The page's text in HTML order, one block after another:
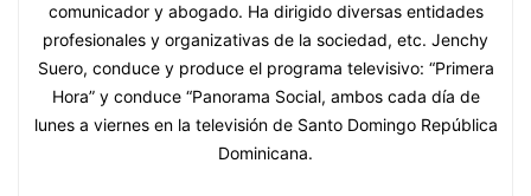
comunicador y abogado. Ha dirigido diversas entidades
profesionales y organizativas de la sociedad, etc. Jenchy
Suero, conduce y produce el programa televisivo: “Primera
Hora” y conduce “Panorama Social, ambos cada día de
lunes a viernes en la televisión de Santo Domingo República
Dominicana.